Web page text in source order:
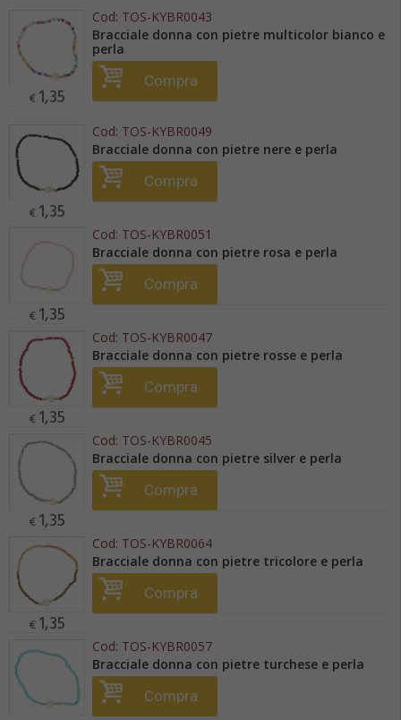
€ 1,35
Cod: TOS-KYBR0043
Bracciale donna con pietre multicolor bianco e
perla
Compra
€ 1,35
Cod: TOS-KYBR0049
Bracciale donna con pietre nere e perla
Compra
€ 1,35
Cod: TOS-KYBR0051
Bracciale donna con pietre rosa e perla
Compra
€ 1,35
Cod: TOS-KYBR0047
Bracciale donna con pietre rosse e perla
Compra
€ 1,35
Cod: TOS-KYBR0045
Bracciale donna con pietre silver e perla
Compra
€ 1,35
Cod: TOS-KYBR0064
Bracciale donna con pietre tricolore e perla
Compra
Cod: TOS-KYBR0057
Bracciale donna con pietre turchese e perla
Compra